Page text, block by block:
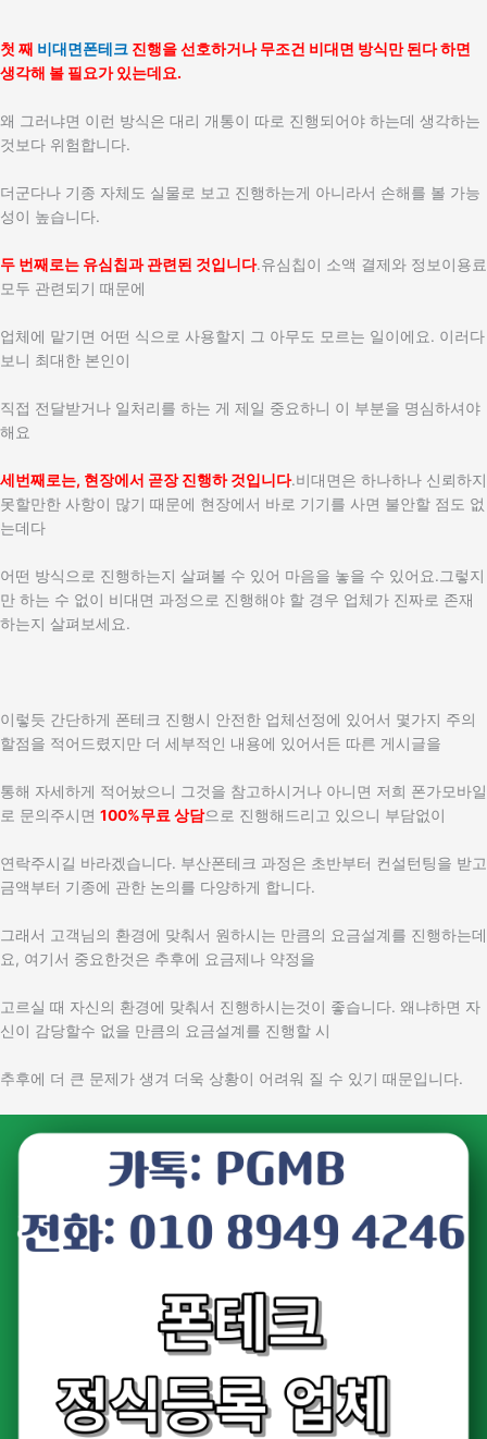
첫 째 비대면폰테크 진행을 선호하거나 무조건 비대면 방식만 된다 하면
생각해 볼 필요가 있는데요.
왜 그러냐면 이런 방식은 대리 개통이 따로 진행되어야 하는데 생각하는
것보다 위험합니다.
더군다나 기종 자체도 실물로 보고 진행하는게 아니라서 손해를 볼 가능
성이 높습니다.
두 번째로는 유심칩과 관련된 것입니다.유심칩이 소액 결제와 정보이용료
모두 관련되기 때문에
업체에 맡기면 어떤 식으로 사용할지 그 아무도 모르는 일이에요. 이러다
보니 최대한 본인이
직접 전달받거나 일처리를 하는 게 제일 중요하니 이 부분을 명심하셔야
해요
세번째로는, 현장에서 곧장 진행하 것입니다.비대면은 하나하나 신뢰하지
못할만한 사항이 많기 때문에 현장에서 바로 기기를 사면 불안할 점도 없
는데다
어떤 방식으로 진행하는지 살펴볼 수 있어 마음을 놓을 수 있어요.그렇지
만 하는 수 없이 비대면 과정으로 진행해야 할 경우 업체가 진짜로 존재
하는지 살펴보세요.
이렇듯 간단하게 폰테크 진행시 안전한 업체선정에 있어서 몇가지 주의
할점을 적어드렸지만 더 세부적인 내용에 있어서든 따른 게시글을
통해 자세하게 적어놨으니 그것을 참고하시거나 아니면 저희 폰가모바일
로 문의주시면 100%무료 상담으로 진행해드리고 있으니 부담없이
연락주시길 바라겠습니다. 부산폰테크 과정은 초반부터 컨설턴팅을 받고
금액부터 기종에 관한 논의를 다양하게 합니다.
그래서 고객님의 환경에 맞춰서 원하시는 만큼의 요금설계를 진행하는데
요, 여기서 중요한것은 추후에 요금제나 약정을
고르실 때 자신의 환경에 맞춰서 진행하시는것이 좋습니다. 왜냐하면 자
신이 감당할수 없을 만큼의 요금설계를 진행할 시
추후에 더 큰 문제가 생겨 더욱 상황이 어려워 질 수 있기 때문입니다.